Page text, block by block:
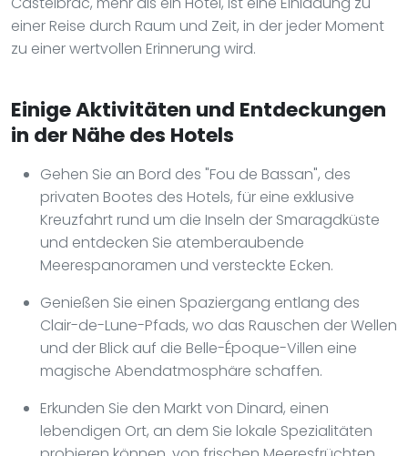
einer Reise durch Raum und Zeit, in der jeder Moment
zu einer wertvollen Erinnerung wird.
Einige Aktivitäten und Entdeckungen
in der Nähe des Hotels
Gehen Sie an Bord des "Fou de Bassan", des
privaten Bootes des Hotels, für eine exklusive
Kreuzfahrt rund um die Inseln der Smaragdküste
und entdecken Sie atemberaubende
Meerespanoramen und versteckte Ecken.
Genießen Sie einen Spaziergang entlang des
Clair-de-Lune-Pfads, wo das Rauschen der Wellen
und der Blick auf die Belle-Époque-Villen eine
magische Abendatmosphäre schaffen.
Erkunden Sie den Markt von Dinard, einen
lebendigen Ort, an dem Sie lokale Spezialitäten